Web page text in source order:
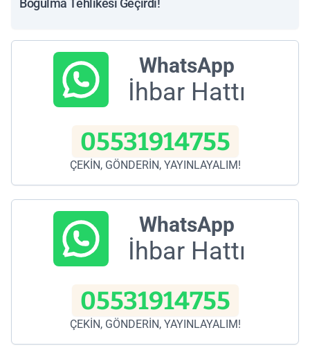
Boğulma Tehlikesi Geçirdi!
WhatsApp
İhbar Hattı
05531914755
ÇEKİN, GÖNDERİN, YAYINLAYALIM!
WhatsApp
İhbar Hattı
05531914755
ÇEKİN, GÖNDERİN, YAYINLAYALIM!